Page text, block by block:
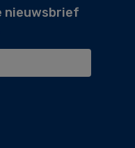
nieuwsbrief